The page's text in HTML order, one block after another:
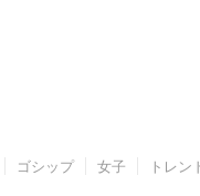
ゴシップ 女子 トレン